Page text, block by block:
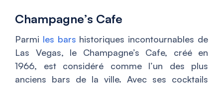
Champagne’s Cafe
Parmi les bars historiques incontournables de
Las Vegas, le Champagne’s Cafe, créé en
1966, est considéré comme l’un des plus
anciens bars de la ville. Avec ses cocktails